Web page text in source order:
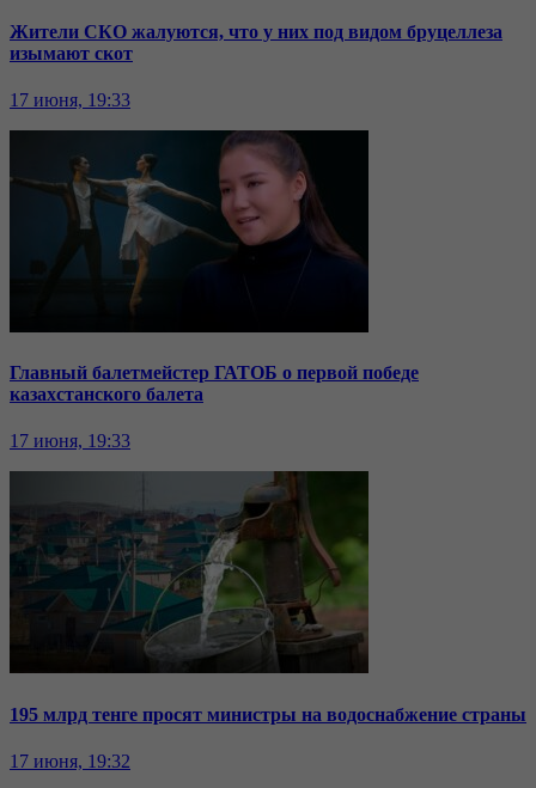
Жители СКО жалуются, что у них под видом бруцеллеза
изымают скот
17 июня, 19:33
Главный балетмейстер ГАТОБ о первой победе
казахстанского балета
17 июня, 19:33
195 млрд тенге просят министры на водоснабжение страны
17 июня, 19:32